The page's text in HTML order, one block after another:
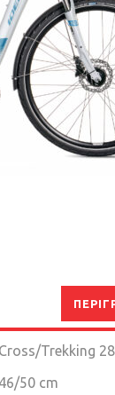
20″-26″
Cross/Trekking
46/50 cm